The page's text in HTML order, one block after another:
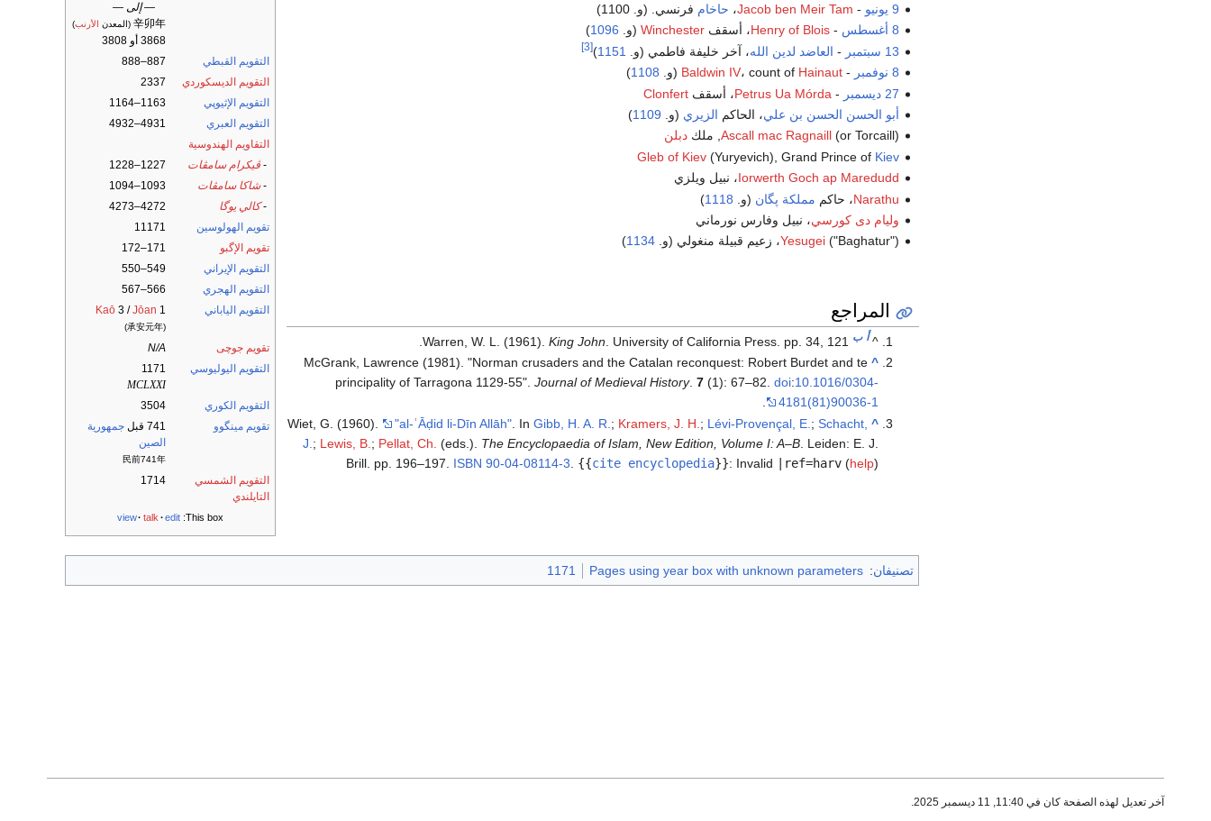
— إلى —
辛卯年 (المعدن الأرنب)
3868 أو 3808
التقويم القبطي
887–888
التقويم الديسكوردي
2337
التقويم الإثيوپي
1163–1164
التقويم العبري
4931–4932
التقاويم الهندوسية
- ڤيكرام سامڤات
1227–1228
-شاكا سامڤات
1093–1094
-كالي يوگا
4272–4273
تقويم الهولوسين
11171
تقويم الإگبو
171–172
التقويم الإيراني
549–550
التقويم الهجري
566–567
التقويم الياباني
Kaō 3 /Jōan 1
(承安元年)
تقويم جوچى
N/A
التقويم اليوليوسي
1171
MCLXXI
التقويم الكوري
3504
تقويم مينگوو
741 قبل
جمهورية
الصين
民前741年
التقويم الشمسي
التايلندي
1714
This box:
view talk edit
9 يونيو
-
Jacob ben Meir Tam، حاخام فرنسي. (و. 1100)
8 أغسطس
-
Henry of Blois، أسقفWinchester (و. 1096
)
13 سبتمبر
- العاضد لدين الله، آخر خليفة فاطمي (و. 1151
)
[3]
8 نوفمبر -
Baldwin IV، count of Hainaut (و. 1108
)
27 ديسمبر
-
Petrus Ua Mórda، أسقفClonfert
أبو الحسن الحسن بن علي، الحاكم الزيري (و. 1109
)
Ascall mac Ragnaill(or Torcaill), ملك
دبلن
Gleb of Kiev(Yuryevich), Grand Prince of Kiev
Iorwerth Goch ap Maredudd، نبيل ويلزي
Narathu، حاكم مملكة پگان (و. 1118
)
وليام دى كورسي، نبيل وفارس نورماني
Yesugei("Baghatur")، زعيم قبيلة منغولي (و. 1134
)
المراجع
^أ ب Warren, W. L. (1961).King John . University of California Press. pp. 34, 121.
^
McGrank, Lawrence (1981). "Norman crusaders and the Catalan reconquest: Robert Burdet and te
principality of Tarragona 1129-55".Journal of Medieval History.7 (1): 67–82.doi:10.1016/0304-
4181(81)90036-1
.
^
Wiet, G. (1960). "al-ʿĀḍid li-Dīn Allāh" . InGibb, H. A. R. ; Kramers, J. H. ; Lévi-Provençal, E. ;Schacht,
J. ; Lewis, B. ; Pellat, Ch. (eds.). The Encyclopaedia of Islam, New Edition, Volume I: A–B . Leiden: E. J.
Brill. pp. 196–197. ISBN 90-04-08114-3 {{cite encyclopedia}}: Invalid |ref=harv (help)
تصنيفان:
Pages using year box with unknown parameters
1171
آخر تعديل لهذه الصفحة كان في 11:40, 11 ديسمبر 2025.